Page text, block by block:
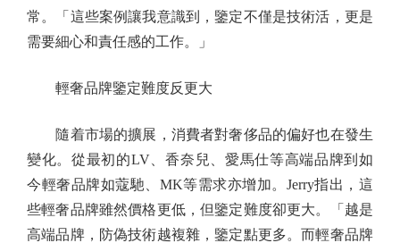
常。「這些案例讓我意識到，鑒定不僅是技術活，更是
需要細心和責任感的工作。」
輕奢品牌鑒定難度反更大
隨着市場的擴展，消費者對奢侈品的偏好也在發生
變化。從最初的LV、香奈兒、愛馬仕等高端品牌到如
今輕奢品牌如蔻馳、MK等需求亦增加。Jerry指出，這
些輕奢品牌雖然價格更低，但鑒定難度卻更大。「越是
高端品牌，防偽技術越複雜，鑒定點更多。而輕奢品牌